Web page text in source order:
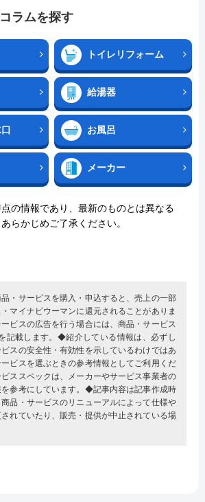
ラムを探す
トイレリフォーム
給湯器
お風呂
メーカー
の情報であり、最新のものとは異なる
らかじめご了承ください。
・サービスを購入・申込すると、売上の一部
マイナビウーマンに還元されることがありま
ビスの広告を行う場合には、商品・サービス
記載します。◆紹介している情報は、必ずし
スの安全性・有効性を示しているわけではあ
ビスを選ぶときの参考情報としてご利用くだ
ススペックは、メーカーやサービス事業者の
参考にしています。◆記事内容は記事作成時
品・サービスのリニューアルによって仕様や
れていたり、販売・提供が中止されている場